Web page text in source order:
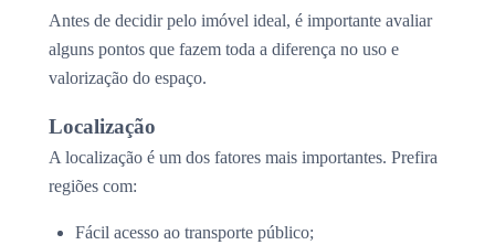
Antes de decidir pelo imóvel ideal, é importante avaliar
alguns pontos que fazem toda a diferença no uso e
valorização do espaço.
Localização
A localização é um dos fatores mais importantes. Prefira
regiões com:
Fácil acesso ao transporte público;